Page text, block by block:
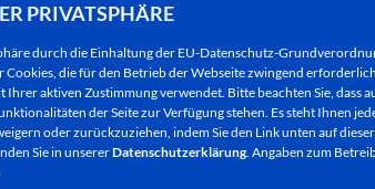
PRIVATSPHÄRE
durch die Einhaltung der EU-Datenschutz-
die für den Betrieb der Webseite zwingend
aktiven Zustimmung verwendet. Bitte beachten Sie, dass
der Seite zur Verfügung stehen. Es steht Ihnen
oder zurückzuziehen, indem Sie den Link unten auf
Sie in unsererDatenschutzerklärung. Angaben zum
Führung im Museum der Stadt
Mai
“Exit”, Kapitelsaal